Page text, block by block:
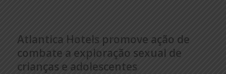
Atlantica Hotels promove ação de
combate a exploração sexual de
crianças e adolescentes